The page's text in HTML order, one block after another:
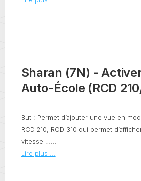
Sharan (7N) -
Auto-École (RCD
But : Permet d’ajouter une vue en
RCD 210, RCD 310 qui permet
vitesse …...
Lire plus ...